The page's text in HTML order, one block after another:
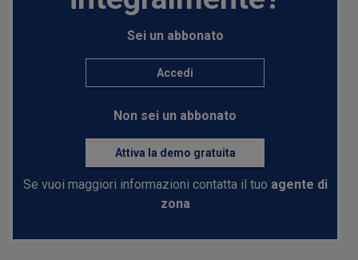
Sei un abbonato
Accedi
Non sei un abbonato
Attiva la demo gratuita
Se vuoi maggiori informazioni contatta il tuo agente di
zona